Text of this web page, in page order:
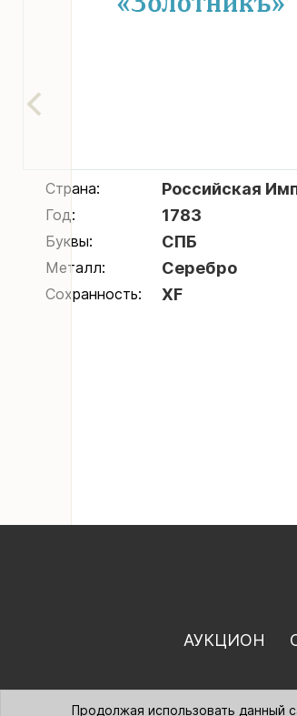
Страна: Российская
Год: 1783
Буквы: СПБ
Металл: Серебро
Сохранность: XF
АУКЦИОН
Продолжая использовать данный